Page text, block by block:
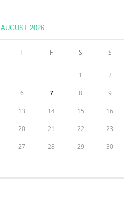
AUGUST 2026
T F S S
1 2
6 7 8 9
13 14 15 16
20 21 22 23
27 28 29 30